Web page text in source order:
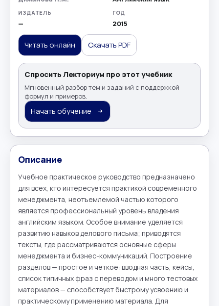
ИЗДАТЕЛЬ
—
ГОД
2015
Читать онлайн Скачать PDF
Спросить Лекториум про этот учебник
Мгновенный разбор тем и заданий с поддержкой
формул и примеров.
Начать обучение
Описание
Учебное практическое руководство предназначено
для всех, кто интересуется практикой современного
менеджмента, неотъемлемой частью которого
является профессиональный уровень владения
английским языком. Особое внимание уделяется
развитию навыков делового письма; приводятся
тексты, где рассматриваются основные сферы
менеджмента и бизнес-коммуникаций. Построение
разделов — простое и четкое: вводная часть, кейсы,
список типичных фраз с переводом и много тестовых
материалов — способствует быстрому усвоению и
практическому применению материала. Для